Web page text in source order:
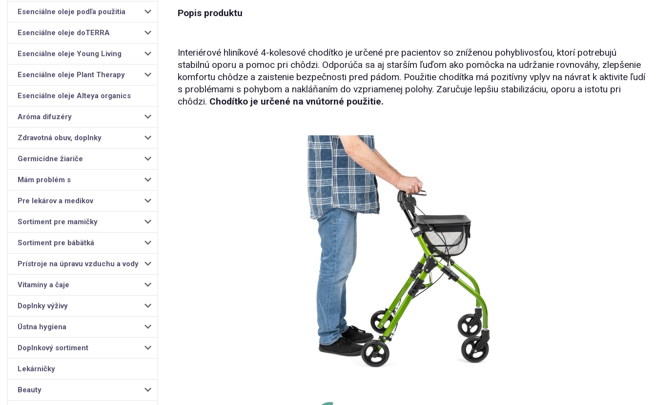
Esenciálne oleje podľa použitia
Esenciálne oleje doTERRA
Esenciálne oleje Young Living
Esenciálne oleje Plant Therapy
Esenciálne oleje Alteya organics
Aróma difuzéry
Zdravotná obuv, doplnky
Germicídne žiariče
Mám problém s
Pre lekárov a medikov
Sortiment pre mamičky
Sortiment pre bábätká
Prístroje na úpravu vzduchu a vody
Vitamíny a čaje
Doplnky výživy
Ústna hygiena
Doplnkový sortiment
Lekárničky
Beauty
Popis produktu
Interiérové hliníkové 4-kolesové chodítko je určené pre pacientov so zníženou pohyblivosťou, ktorí potrebujú
stabilnú oporu a pomoc pri chôdzi. Odporúča sa aj starším ľuďom ako pomôcka na udržanie rovnováhy, zlepšenie
komfortu chôdze a zaistenie bezpečnosti pred pádom. Použitie chodítka má pozitívny vplyv na návrat k aktivite ľudí
s problémami s pohybom a nakláňaním do vzpriamenej polohy. Zaručuje lepšiu stabilizáciu, oporu a istotu pri
chôdzi. Chodítko je určené na vnútorné použitie.